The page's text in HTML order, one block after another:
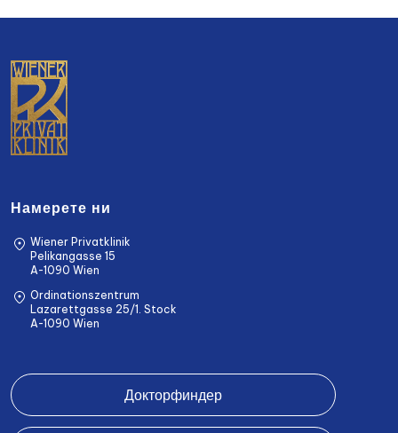
Намерете ни
Wiener Privatklinik
Pelikangasse 15
A-1090 Wien
Ordinationszentrum
Lazarettgasse 25/1. Stock
A-1090 Wien
Докторфиндер